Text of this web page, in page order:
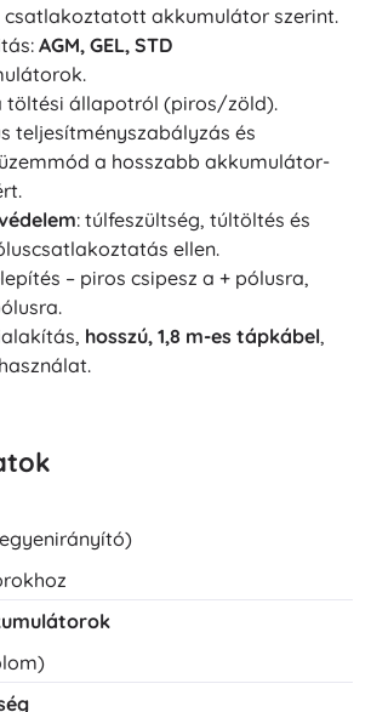
csatlakoztatott akkumulátor szerint.
AGM, GEL, STD
töltési állapotról (piros/zöld).
teljesítményszabályzás és
a hosszabb akkumulátor-
: túlfeszültség, túltöltés és
ellen.
– piros csipesz a + pólusra,
hosszú, 1,8 m-es tápkábel,